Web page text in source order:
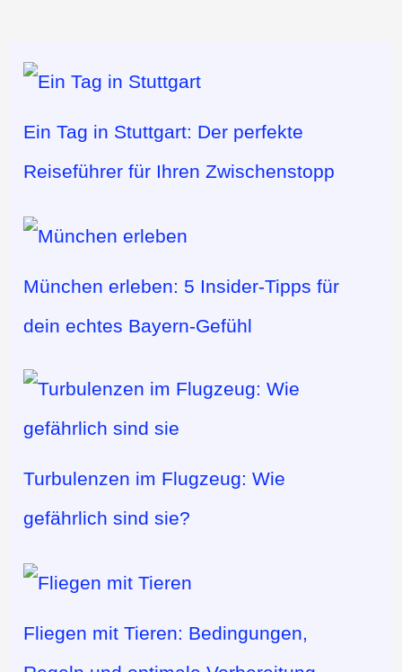
Ein Tag in Stuttgart: Der perfekte
Reiseführer für Ihren Zwischenstopp
München erleben: 5 Insider-Tipps für
dein echtes Bayern-Gefühl
Turbulenzen im Flugzeug: Wie
gefährlich sind sie?
Fliegen mit Tieren: Bedingungen,